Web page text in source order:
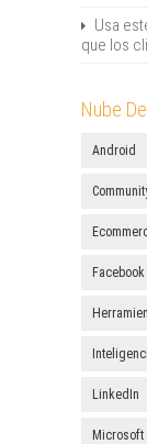
Usa
que los
Nube
Android
Facebook
LinkedIn
Microsoft